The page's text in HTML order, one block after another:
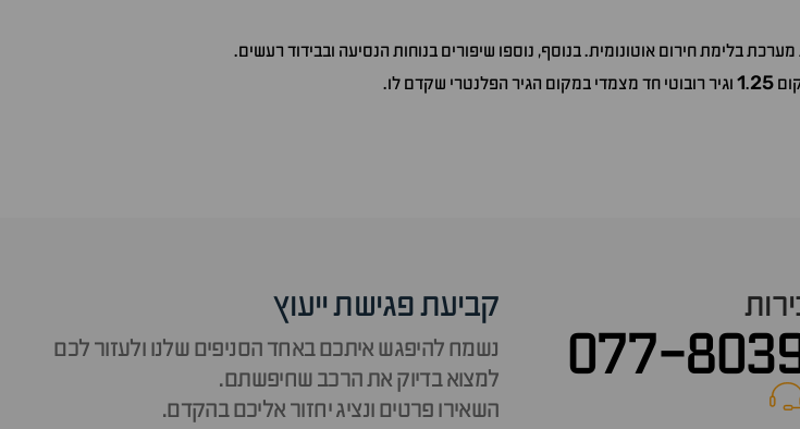
בלימת חירום אוטונומית. בנוסף, נוספו שיפורים בנוחות הנסיעה ובבידוד רעשים.
1.25 וגיר רובוטי חד מצמדי במקום הגיר הפלנטרי שקדם לו.
077-
call
קביעת פגישת ייעוץ
נשמח להיפגש איתכם באחד הסניפים שלנו ולעזור לכם
למצוא בדיוק את הרכב שחיפשתם.
השאירו פרטים ונציג יחזור אליכם בהקדם.